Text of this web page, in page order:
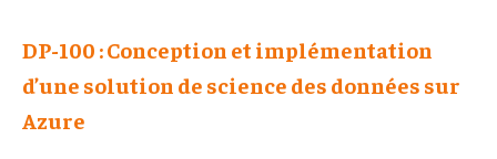
DP-100 : Conception et implémentation
d’une solution de science des données sur
Azure